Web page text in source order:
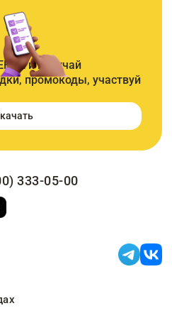
и получай
промокоды, участвуй
333-05-00